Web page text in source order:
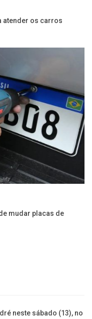
atender os carros
mudar placas de
neste sábado (13), no